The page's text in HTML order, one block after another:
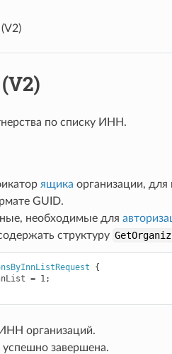
по списку ИНН.
ящика организации, для
GUID.
необходимые для
структуру
{
= 1;
организаций.
успешно завершена.